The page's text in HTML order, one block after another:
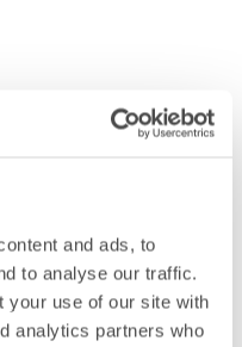
and ads, to
to analyse our traffic.
your use of our site with
analytics partners who